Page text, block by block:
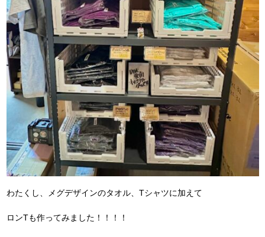
わたくし、メグデザインのタオル、Tシャツに加えて
ロンTも作ってみました！！！！